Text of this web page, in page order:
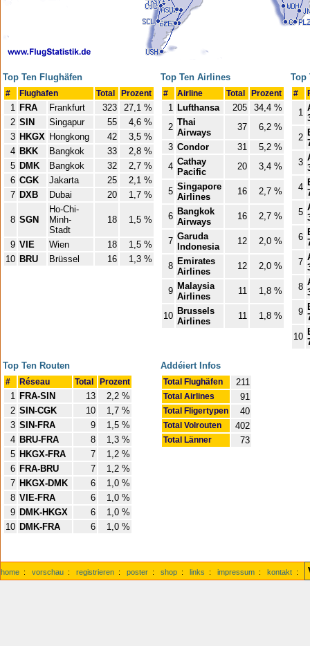
Top Ten Flughäfen
# Flughafen Total Prozent
1 FRA Frankfurt 323
27,1 %
2 SIN Singapur 55
4,6 %
3 HKGX Hongkong 42
3,5 %
4 BKK Bangkok 33
2,8 %
5 DMK Bangkok 32
2,7 %
6 CGK Jakarta 25
2,1 %
7 DXB Dubai 20 1,7 %
8 SGN
Ho-Chi-
Minh-
Stadt
18 1,5 %
9 VIE Wien 18
1,5 %
10 BRU Brüssel 16 1,3 %
Top Ten Airlines
# Airline Total Prozent
1 Lufthansa 205
34,4 %
2 Thai
Airways
37
6,2 %
3 Condor 31
5,2 %
4 Cathay
Pacific
20 3,4 %
5 Singapore
Airlines
16 2,7 %
6 Bangkok
Airways
16 2,7 %
7 Garuda
Indonesia
12 2,0 %
8 Emirates
Airlines
12 2,0 %
9 Malaysia
Airlines
11 1,8 %
10 Brussels
Airlines
11 1,8 %
Top
#
1
2
3
4
5
6
7
8
9
10
Top Ten Routen
# Réseau Total Prozent
1 FRA-SIN 13
2,2 %
2 SIN-CGK 10
1,7 %
3 SIN-FRA 9
1,5 %
4 BRU-FRA 8
1,3 %
5 HKGX-FRA 7
1,2 %
6 FRA-BRU 7
1,2 %
7 HKGX-DMK 6
1,0 %
8 VIE-FRA 6
1,0 %
9 DMK-HKGX 6
1,0 %
10 DMK-FRA 6 1,0 %
Addéiert Infos
Total Flughäfen 211
Total Airlines 91
Total Fligertypen 40
Total Volrouten 402
Total Länner 73
home : vorschau : registrieren : poster : shop : links : impressum : kontakt :